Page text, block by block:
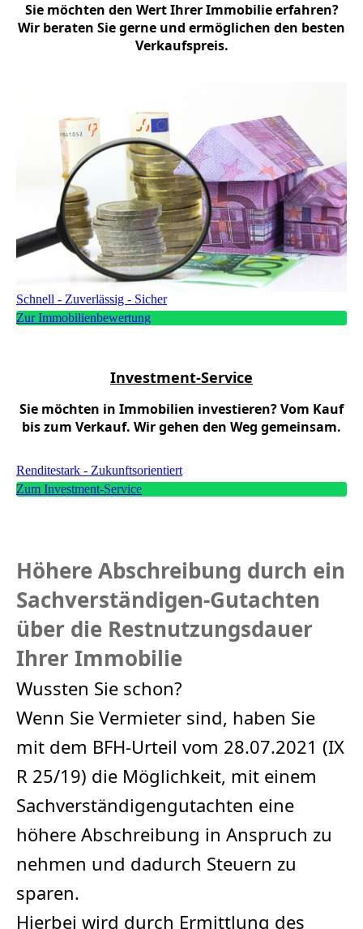
Sie möchten den Wert Ihrer Immobilie erfahren?
Wir beraten Sie gerne und ermöglichen den besten
Verkaufspreis.
Schnell - Zuverlässig - Sicher
Zur Immobilienbewertung
Investment-Service
Sie möchten in Immobilien investieren? Vom Kauf
bis zum Verkauf. Wir gehen den Weg gemeinsam.
Renditestark - Zukunftsorientiert
Zum Investment-Service
Höhere Abschreibung durch ein
Sachverständigen-Gutachten
über die Restnutzungsdauer
Ihrer Immobilie
Wussten Sie schon?
Wenn Sie Vermieter sind, haben Sie
mit dem BFH-Urteil vom 28.07.2021 (IX
R 25/19) die Möglichkeit, mit einem
Sachverständigengutachten eine
höhere Abschreibung in Anspruch zu
nehmen und dadurch Steuern zu
sparen.
Hierbei wird durch Ermittlung des